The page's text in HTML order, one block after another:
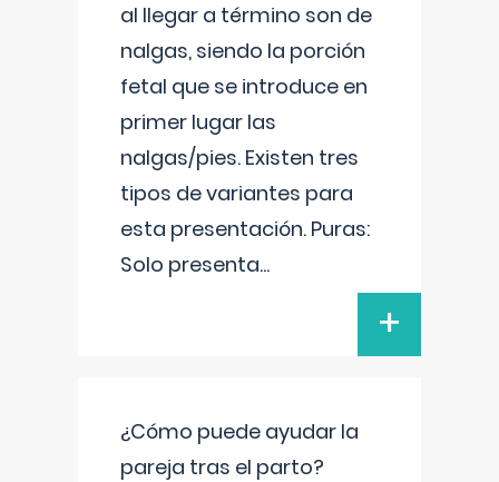
al llegar a término son de
nalgas, siendo la porción
fetal que se introduce en
primer lugar las
nalgas/pies. Existen tres
tipos de variantes para
esta presentación. Puras:
Solo presenta...
+
¿Cómo puede ayudar la
pareja tras el parto?